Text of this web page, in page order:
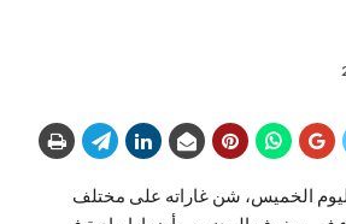
الخميس، شن غاراته على مختلف